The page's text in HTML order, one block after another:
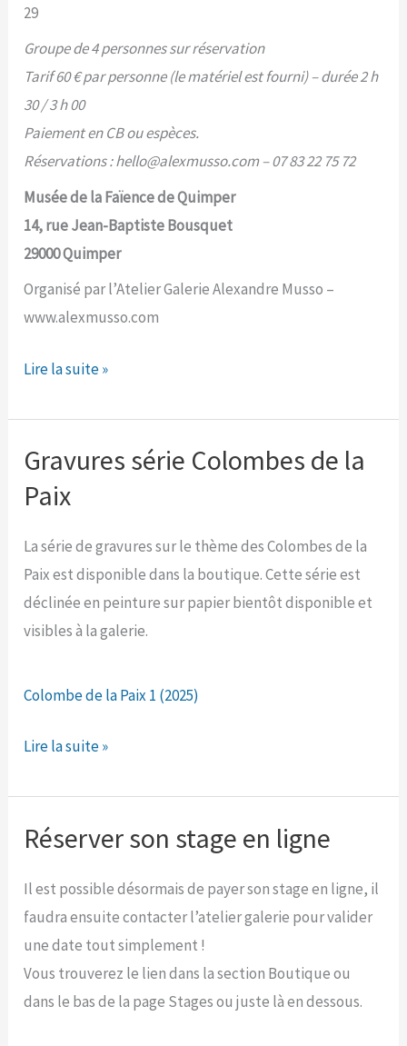
29
Groupe de 4 personnes sur réservation
Tarif 60 € par personne (le matériel est fourni) – durée 2 h
30 / 3 h 00
Paiement en CB ou espèces.
Réservations : hello@alexmusso.com – 07 83 22 75 72
Musée de la Faïence de Quimper
14, rue Jean-Baptiste Bousquet
29000 Quimper
Organisé par l’Atelier Galerie Alexandre Musso –
www.alexmusso.com
Ateliers
gravure
au
de
la
Faïence
de
Quimper
Lire la suite »
Gravures série Colombes de la
Paix
La série de gravures sur le thème des Colombes de la
Paix est disponible dans la boutique. Cette série est
déclinée en peinture sur papier bientôt disponible et
visibles à la galerie.
Colombe de la Paix 1 (2025)
Gravures
Colombes
de
Paix
Lire la suite »
Réserver son stage en ligne
Il est possible désormais de payer son stage en ligne, il
faudra ensuite contacter l’atelier galerie pour valider
une date tout simplement !
Vous trouverez le lien dans la section Boutique ou
dans le bas de la page Stages ou juste là en dessous.